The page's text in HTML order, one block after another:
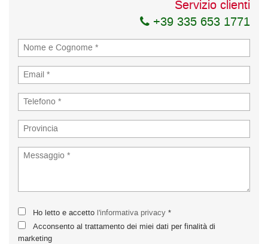
Servizio clienti
+39 335 653 1771
Ho letto e accetto l'informativa privacy *
Acconsento al trattamento dei miei dati per finalità di
marketing